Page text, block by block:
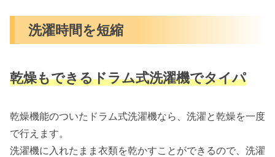
洗濯時間を短縮
乾燥もできるドラム式洗濯機でタイパ
乾燥機能のついたドラム式洗濯機なら、洗濯と乾燥を一度
で行えます。
洗濯機に入れたまま衣類を乾かすことができるので、洗濯